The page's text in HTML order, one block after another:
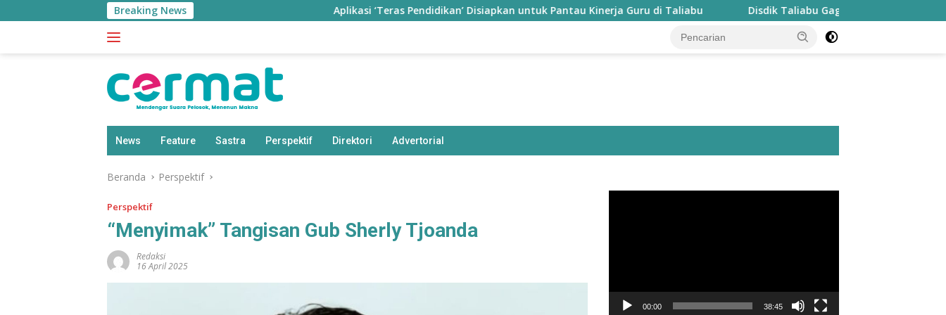
ke
Breaking News Aplikasi ‘Teras Pendidikan’ Disiapkan untuk Pantau Kinerja Guru di Taliabu Disdik Taliabu Gagas Hari Belajar Guru, Bahasa
News Feature Sastra Perspektif Direktori Advertorial
Beranda Perspektif
Perspektif
“Menyimak” Tangisan Gub Sherly Tjoanda
Redaksi
16 April 2025
00:00 38:45